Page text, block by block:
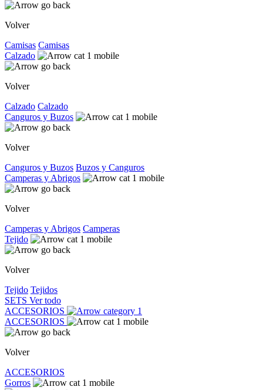
Volver
Camisas Camisas
Calzado
Volver
Calzado Calzado
Canguros y Buzos
Volver
Canguros y Buzos Buzos y Canguros
Camperas y Abrigos
Volver
Camperas y Abrigos Camperas
Tejido
Volver
Tejido Tejidos
SETS Ver todo
ACCESORIOS
ACCESORIOS
Volver
ACCESORIOS
Gorros